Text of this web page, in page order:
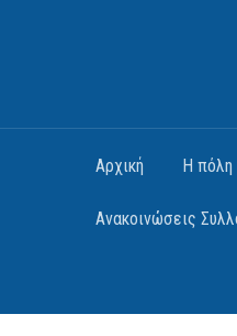
Αρχική Η πόλη
Ανακοινώσεις